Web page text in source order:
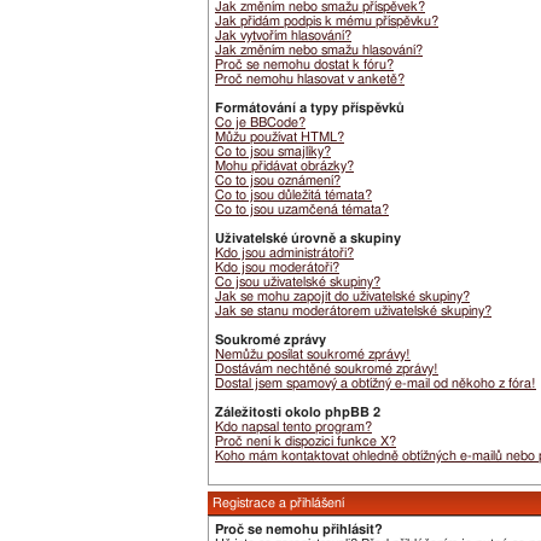
Jak změním nebo smažu příspěvek?
Jak přidám podpis k mému příspěvku?
Jak vytvořím hlasování?
Jak změním nebo smažu hlasování?
Proč se nemohu dostat k fóru?
Proč nemohu hlasovat v anketě?
Formátování a typy příspěvků
Co je BBCode?
Můžu používat HTML?
Co to jsou smajlíky?
Mohu přidávat obrázky?
Co to jsou oznámení?
Co to jsou důležitá témata?
Co to jsou uzamčená témata?
Uživatelské úrovně a skupiny
Kdo jsou administrátoři?
Kdo jsou moderátoři?
Co jsou uživatelské skupiny?
Jak se mohu zapojit do uživatelské skupiny?
Jak se stanu moderátorem uživatelské skupiny?
Soukromé zprávy
Nemůžu posílat soukromé zprávy!
Dostávám nechtěné soukromé zprávy!
Dostal jsem spamový a obtížný e-mail od někoho z fóra!
Záležitosti okolo phpBB 2
Kdo napsal tento program?
Proč není k dispozici funkce X?
Koho mám kontaktovat ohledně obtížných e-mailů nebo
Registrace a přihlášení
Proč se nemohu přihlásit?